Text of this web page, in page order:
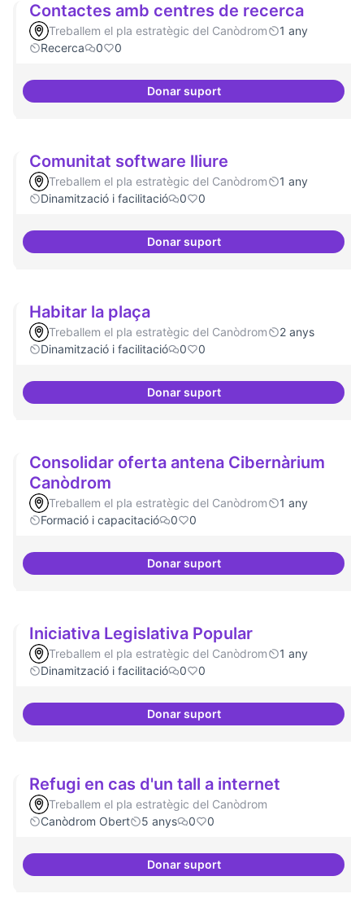
Contactes amb centres de recerca
Treballem el pla estratègic del Canòdrom
1 any
Recerca
0 0
Donar suportContactes amb centres de
Comunitat software lliure
Treballem el pla estratègic del Canòdrom
1 any
Dinamització i facilitació
0 0
Donar suportComunitat software lliure
Habitar la plaça
Treballem el pla estratègic del Canòdrom
2 anys
Dinamització i facilitació
0 0
Donar suportHabitar la plaça
Consolidar oferta antena Cibernàrium
Canòdrom
Treballem el pla estratègic del Canòdrom
1 any
Formació i capacitació
0 0
Donar suportConsolidar oferta antena
Iniciativa Legislativa Popular
Treballem el pla estratègic del Canòdrom
1 any
Dinamització i facilitació
0 0
Donar suportIniciativa Legislativa Popular
Refugi en cas d'un tall a internet
Treballem el pla estratègic del Canòdrom
Canòdrom Obert
5 anys 0 0
Donar suportRefugi en cas d'un tall a internet